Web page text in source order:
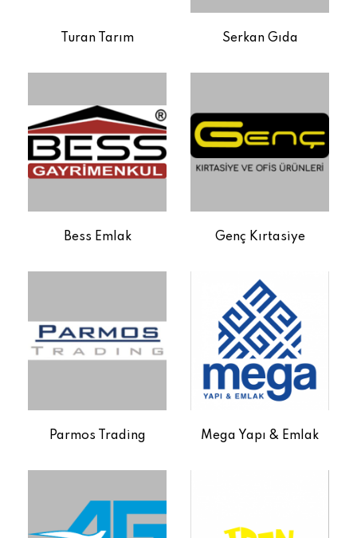
Turan Tarım Serkan Gıda
Bess Emlak Genç Kırtasiye
Parmos Trading Mega Yapı & Emlak